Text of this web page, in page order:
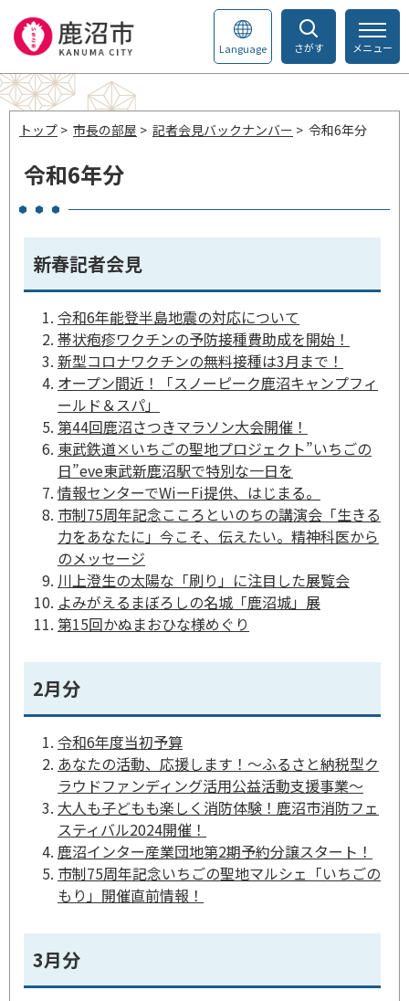
さがす
Language メニュー
トップ > 市長の部屋 > 記者会見バックナンバー > 令和6年分
令和6年分
新春記者会見
令和6年能登半島地震の対応について
帯状疱疹ワクチンの予防接種費助成を開始！
新型コロナワクチンの無料接種は3月まで！
オープン間近！「スノーピーク鹿沼キャンプフィ
ールド＆スパ」
第44回鹿沼さつきマラソン大会開催！
東武鉄道×いちごの聖地プロジェクト”いちごの
日”eve東武新鹿沼駅で特別な一日を
情報センターでWiーFi提供、はじまる。
市制75周年記念こころといのちの講演会「生きる
力をあなたに」今こそ、伝えたい。精神科医から
のメッセージ
川上澄生の太陽な「刷り」に注目した展覧会
よみがえるまぼろしの名城「鹿沼城」展
第15回かぬまおひな様めぐり
2月分
令和6年度当初予算
あなたの活動、応援します！～ふるさと納税型ク
ラウドファンディング活用公益活動支援事業～
大人も子どもも楽しく消防体験！鹿沼市消防フェ
スティバル2024開催！
鹿沼インター産業団地第2期予約分譲スタート！
市制75周年記念いちごの聖地マルシェ「いちごの
もり」開催直前情報！
3月分